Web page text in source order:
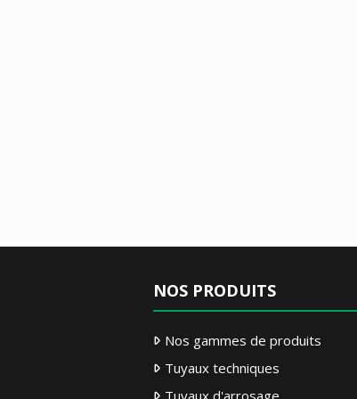
NOS PRODUITS
Nos gammes de produits
Tuyaux techniques
Tuyaux d'arrosage